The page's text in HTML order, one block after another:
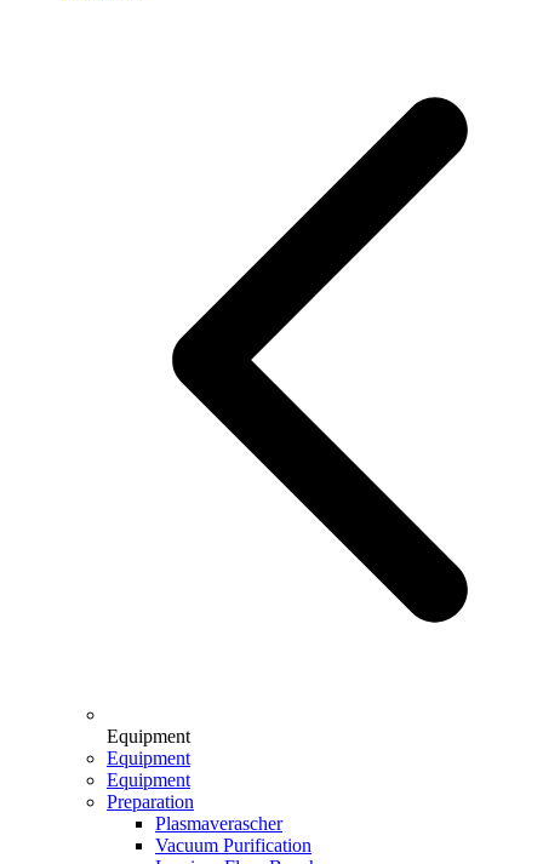
Equipment
Equipment
Equipment
Preparation
Plasmaverascher
Vacuum Purification